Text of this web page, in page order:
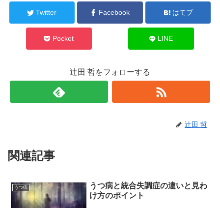
Twitter Facebook はてブ
Pocket LINE
辻田 哲をフォローする
辻田 哲
関連記事
うつ病
うつ病と統合失調症の違いと見わ
け方のポイント